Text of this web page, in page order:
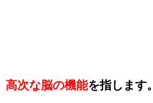
高次な脳の機能を指します。